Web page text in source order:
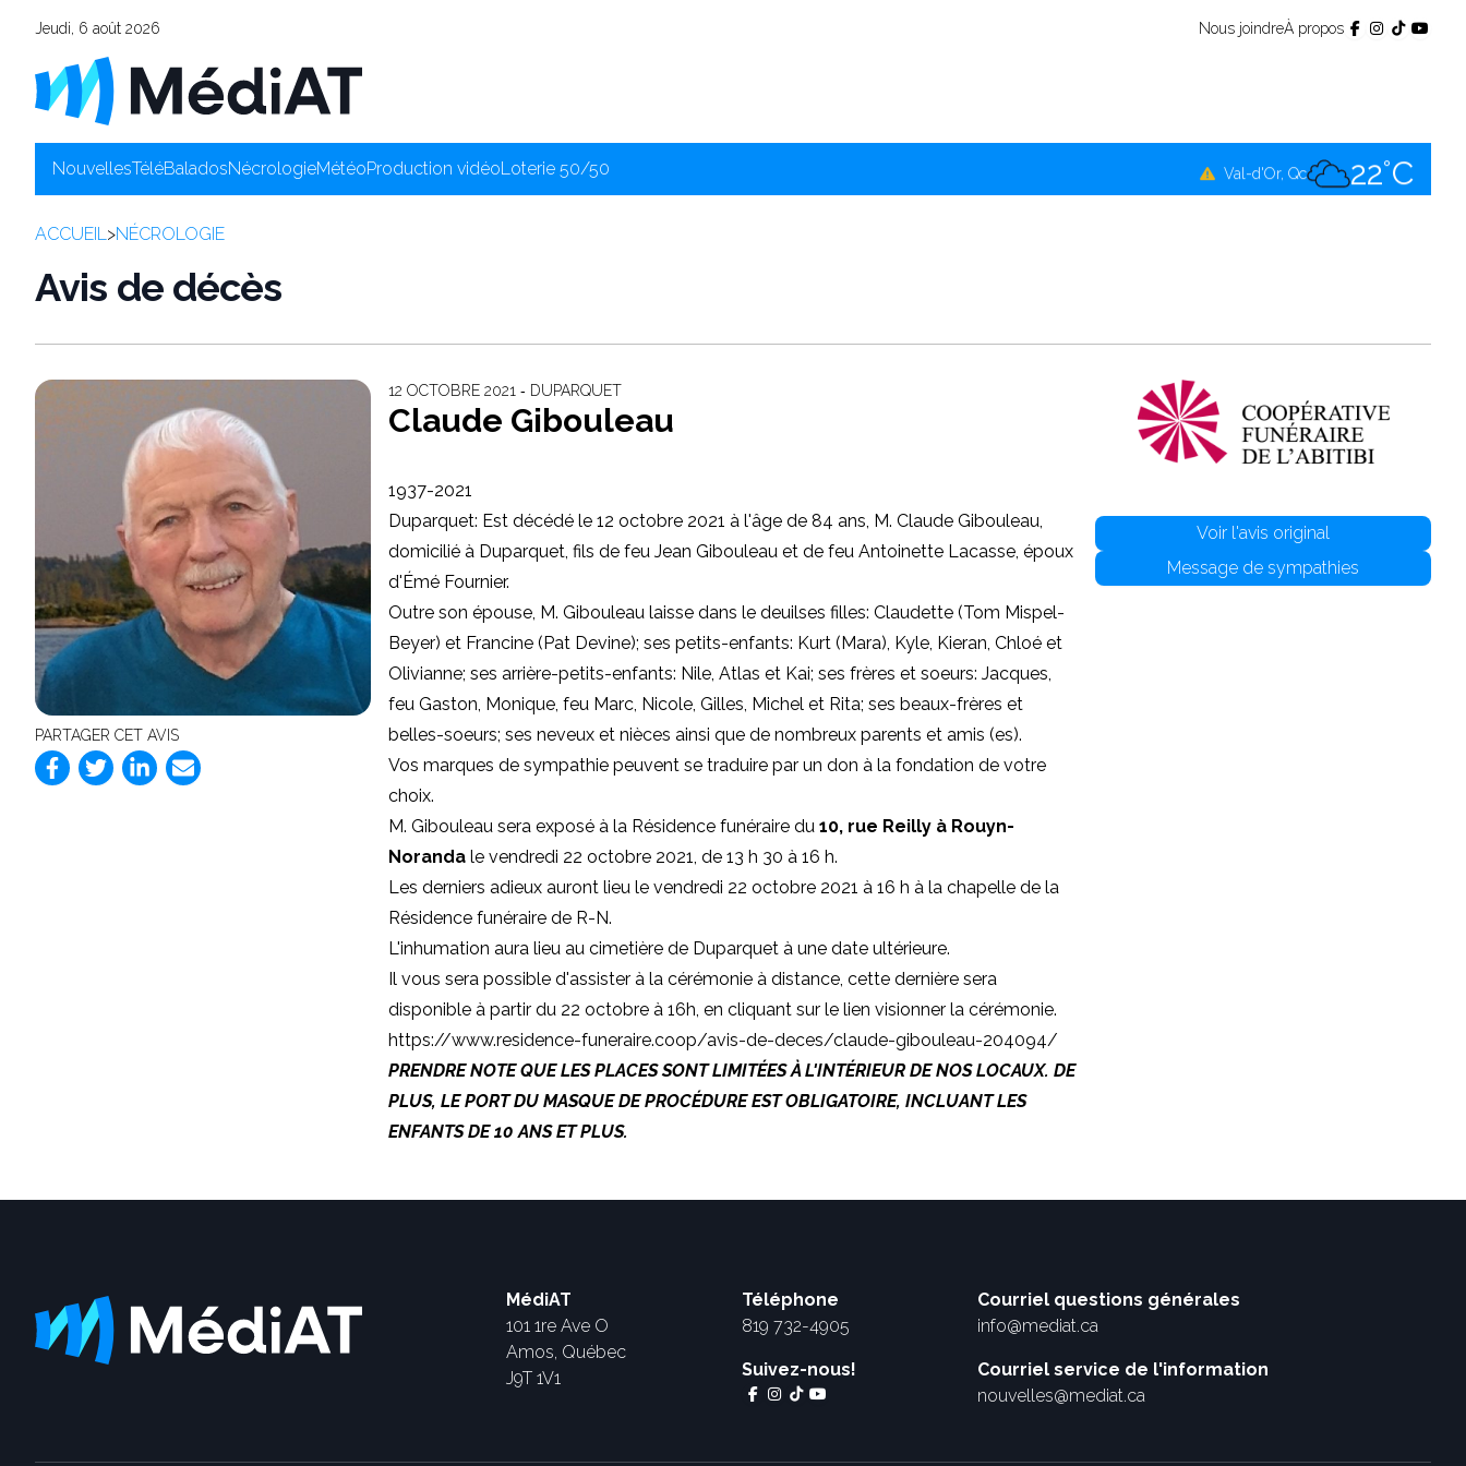
Jeudi, 6 août 2026 Nous joindreÀ propos
NouvellesTéléBaladosNécrologieMétéoProduction vidéoLoterie 50/50 Val-d'Or, Qc 22°C
ACCUEIL>NÉCROLOGIE
Avis de décès
PARTAGER CET AVIS
12 OCTOBRE 2021 ‐ DUPARQUET
Claude Gibouleau
1937-2021
Duparquet: Est décédé le 12 octobre 2021 à l'âge de 84 ans, M. Claude Gibouleau,
domicilié à Duparquet, fils de feu Jean Gibouleau et de feu Antoinette Lacasse, époux
d'Émé Fournier.
Outre son épouse, M. Gibouleau laisse dans le deuilses filles: Claudette (Tom Mispel-
Beyer) et Francine (Pat Devine); ses petits-enfants: Kurt (Mara), Kyle, Kieran, Chloé et
Olivianne; ses arrière-petits-enfants: Nile, Atlas et Kai; ses frères et soeurs: Jacques,
feu Gaston, Monique, feu Marc, Nicole, Gilles, Michel et Rita; ses beaux-frères et
belles-soeurs; ses neveux et nièces ainsi que de nombreux parents et amis (es).
Vos marques de sympathie peuvent se traduire par un don à la fondation de votre
choix.
M. Gibouleau sera exposé à la Résidence funéraire du 10, rue Reilly à Rouyn-
Noranda le vendredi 22 octobre 2021, de 13 h 30 à 16 h.
Les derniers adieux auront lieu le vendredi 22 octobre 2021 à 16 h à la chapelle de la
Résidence funéraire de R-N.
L'inhumation aura lieu au cimetière de Duparquet à une date ultérieure.
Il vous sera possible d'assister à la cérémonie à distance, cette dernière sera
disponible à partir du 22 octobre à 16h, en cliquant sur le lien visionner la cérémonie.
https://www.residence-funeraire.coop/avis-de-deces/claude-gibouleau-204094/
PRENDRE NOTE QUE LES PLACES SONT LIMITÉES À L'INTÉRIEUR DE NOS LOCAUX. DE
PLUS, LE PORT DU MASQUE DE PROCÉDURE EST OBLIGATOIRE, INCLUANT LES
ENFANTS DE 10 ANS ET PLUS.
Voir l'avis original
Message de sympathies
MédiAT
101 1re Ave O
Amos, Québec
J9T 1V1
Téléphone
819 732-4905
Suivez-nous!
Courriel questions générales
info@mediat.ca
Courriel service de l'information
nouvelles@mediat.ca